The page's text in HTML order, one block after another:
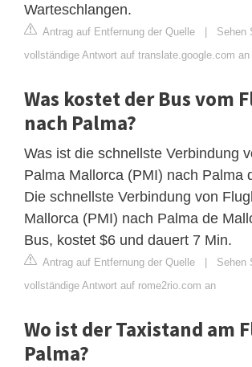
Warteschlangen.
Antrag auf Entfernung der Quelle | Sehen
vollständige Antwort auf translate.google.com an
Was kostet der Bus vom
nach Palma?
Was ist die schnellste Verbindung
Palma Mallorca (PMI) nach Palma
Die schnellste Verbindung von
Mallorca (PMI) nach Palma de
Bus, kostet $6 und dauert 7 Min.
Antrag auf Entfernung der Quelle | Sehen
vollständige Antwort auf rome2rio.com an
Wo ist der Taxistand am
Palma?